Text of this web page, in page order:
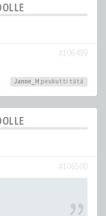
#106499
Janne_H peukutti tätä
#106500